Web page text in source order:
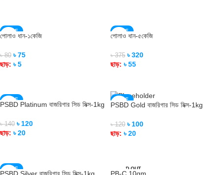
SALE
পোলাও ধান-১কেজি
৳80 ৳75
ছাড়: ৳5
SALE
পোলাও ধান-৫কেজি
৳375 ৳320
ছাড়: ৳55
SALE
PSBD Platinum বাজরিগার সিড মিক্স-1kg
৳140 ৳ 120
ছাড়: ৳20
SALE
PSBD Gold বাজরিগার সিড মিক্স-1kg
৳120 ৳ 100
ছাড়: ৳20
SALE
PSBD Silver বাজরিগার সিড মিক্স-1kg
SOLD OUT
PB-C 10gm